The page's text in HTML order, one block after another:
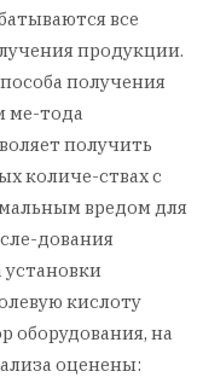
все
продукции.
получения
ме-тода
получить
количе-ствах с
вредом для
дования
установки
кислоту
оборудования, на
оценены: